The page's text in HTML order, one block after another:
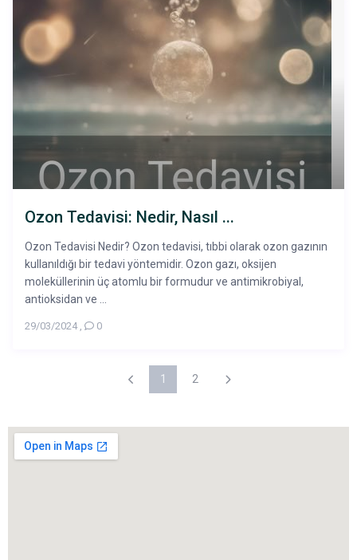
Ozon Tedavisi: Nedir, Nasıl ...
Ozon Tedavisi Nedir? Ozon tedavisi, tıbbi olarak ozon gazının
kullanıldığı bir tedavi yöntemidir. Ozon gazı, oksijen
moleküllerinin üç atomlu bir formudur ve antimikrobiyal,
antioksidan ve ...
29/03/2024, 0
1 2